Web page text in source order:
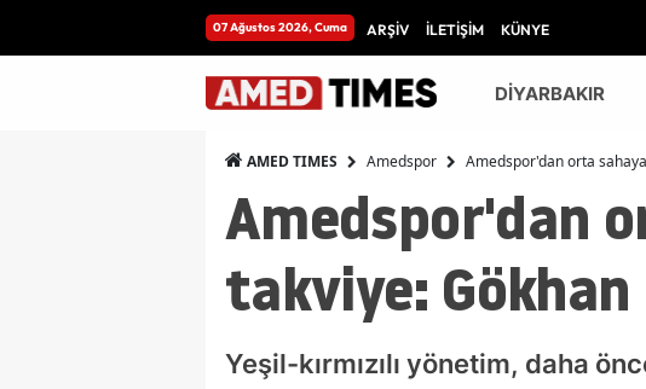
07 Ağustos 2026, Cuma ARŞİV İLETİŞİM KÜNYE
DİYARBAKIR
AMED TIMES Amedspor Amedspor'dan orta
Amedspor'dan
takviye: Gökhan
Yeşil-kırmızılı yönetim, daha